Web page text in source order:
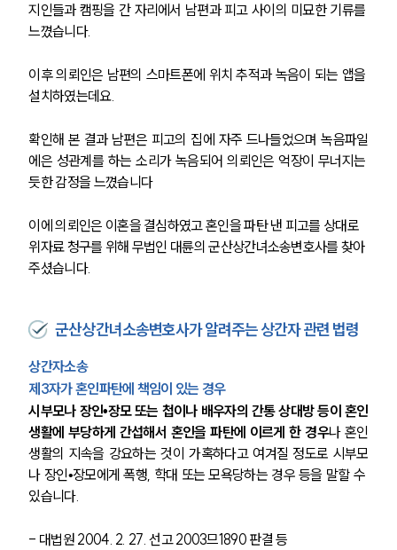
지인들과 캠핑을 간 자리에서 남편과 피고 사이의 미묘한 기류를
느꼈습니다.
이후 의뢰인은 남편의 스마트폰에 위치 추적과 녹음이 되는 앱을
설치하였는데요.
확인해 본 결과 남편은 피고의 집에 자주 드나들었으며 녹음파일
에은 성관계를 하는 소리가 녹음되어 의뢰인은 억장이 무너지는
듯한 감정을 느꼈습니다
이에 의뢰인은 이혼을 결심하였고 혼인을 파탄 낸 피고를 상대로
위자료 청구를 위해 무법인 대륜의 군산상간녀소송변호사를 찾아
주셨습니다.
군산상간녀소송변호사가 알려주는 상간자 관련 법령
상간자소송
제3자가 혼인파탄에 책임이 있는 경우
시부모나 장인•장모 또는 첩이나 배우자의 간통 상대방 등이 혼인
생활에 부당하게 간섭해서 혼인을 파탄에 이르게 한 경우나 혼인
생활의 지속을 강요하는 것이 가혹하다고 여겨질 정도로 시부모
나 장인•장모에게 폭행, 학대 또는 모욕당하는 경우 등을 말할 수
있습니다.
- 대법원 2004. 2. 27. 선고 2003므1890 판결 등